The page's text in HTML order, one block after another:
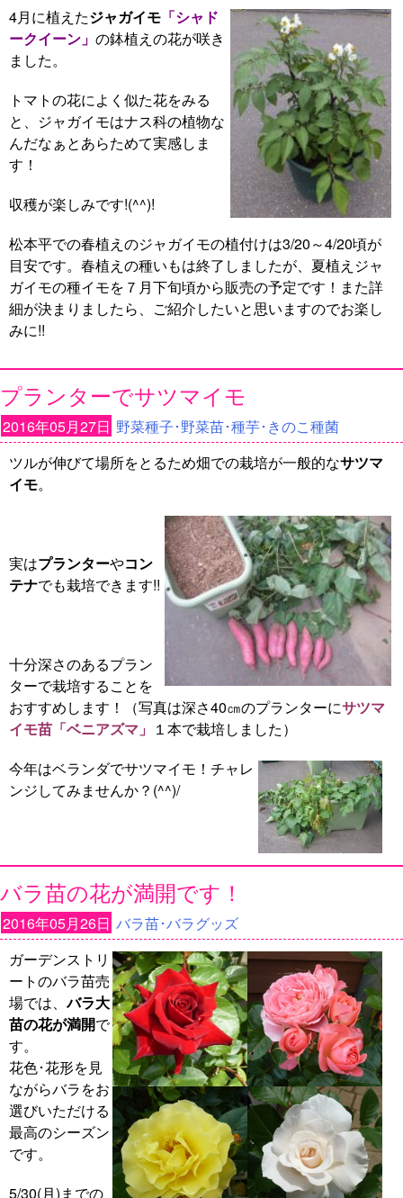
4月に植えたジャガイモ 「シャド
ークイーン」 の鉢植えの花が咲き
ました。
トマトの花によく似た花をみる
と、ジャガイモはナス科の植物な
んだなぁとあらためて実感しま
す！
収穫が楽しみです!(^^)!
松本平での春植えのジャガイモの植付けは3/20～4/20頃が
目安です。春植えの種いもは終了しましたが、夏植えジャ
ガイモの種イモを７月下旬頃から販売の予定です！また詳
細が決まりましたら、ご紹介したいと思いますのでお楽し
みに!!
プランターでサツマイモ
2016年05月27日 野菜種子･野菜苗･種芋･きのこ種菌
ツルが伸びて場所をとるため畑での栽培が一般的なサツマ
イモ。
実はプランターやコン
テナでも栽培できます!!
十分深さのあるプラン
ターで栽培することを
おすすめします！（写真は深さ40㎝のプランターにサツマ
イモ苗「ベニアズマ」 １本で栽培しました）
今年はベランダでサツマイモ！チャレ
ンジしてみませんか？(^^)/
バラ苗の花が満開です！
2016年05月26日 バラ苗･バラグッズ
ガーデンストリ
ートのバラ苗売
場では、バラ大
苗の花が満開で
す。
花色･花形を見
ながらバラをお
選びいただける
最高のシーズン
です。
5/30(月)までの